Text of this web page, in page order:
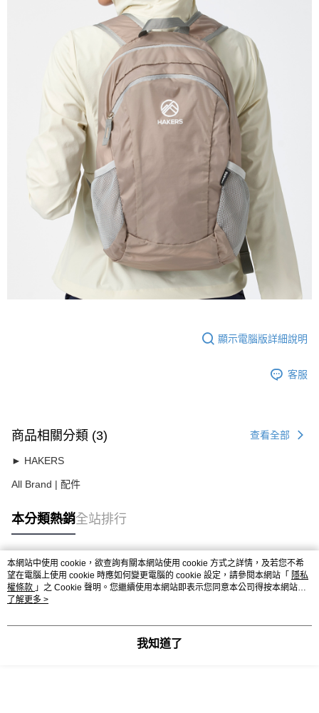
顯示電腦版詳細說明
客服
商品相關分類 (3) 查看全部
► HAKERS
All Brand | 配件
本分類熱銷全站排行
熱門標籤
本網站中使用 cookie，欲查詢有關本網站使用 cookie 方式之詳情，及若您不希
望在電腦上使用 cookie 時應如何變更電腦的 cookie 設定，請參閱本網站「 隱私
權條款 」之 Cookie 聲明。您繼續使用本網站即表示您同意本公司得按本網站使
用條款之 Cookie 聲明使用 cookie。
了解更多 >
我知道了